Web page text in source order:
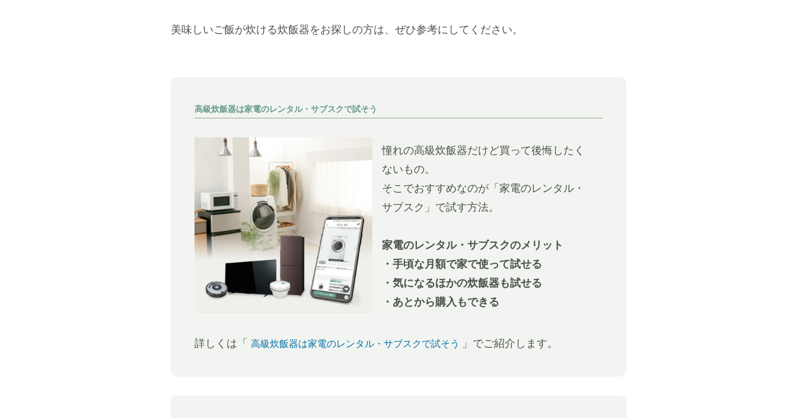
美味しいご飯が炊ける炊飯器をお探しの方は、ぜひ参考にしてください。
高級炊飯器は家電のレンタル・サブスクで試そう
憧れの高級炊飯器だけど買って後悔したく
ないもの。
そこでおすすめなのが「家電のレンタル・
サブスク」で試す方法。
家電のレンタル・サブスクのメリット
・手頃な月額で家で使って試せる
・気になるほかの炊飯器も試せる
・あとから購入もできる
詳しくは「 高級炊飯器は家電のレンタル・サブスクで試そう 」でご紹介します。